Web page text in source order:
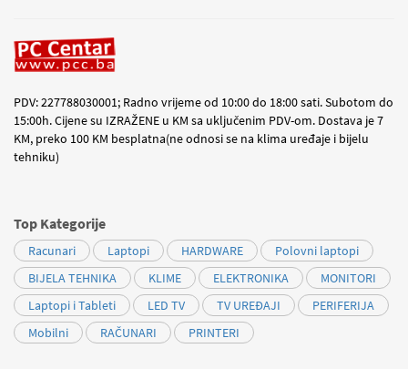
PDV: 227788030001; Radno vrijeme od 10:00 do 18:00 sati. Subotom do
15:00h. Cijene su IZRAŽENE u KM sa uključenim PDV-om. Dostava je 7
KM, preko 100 KM besplatna(ne odnosi se na klima uređaje i bijelu
tehniku)
Top Kategorije
Racunari Laptopi HARDWARE
Polovni laptopi
BIJELA TEHNIKA
KLIME ELEKTRONIKA
MONITORI
Laptopi i Tableti
LED TV TV UREĐAJI
PERIFERIJA
Mobilni
RAČUNARI PRINTERI